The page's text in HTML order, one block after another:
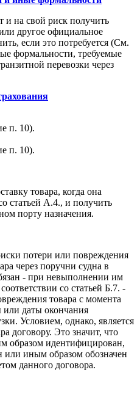
и на свой риск получить
другое официальное
если это потребуется (См.
формальности, требуемые
перевозки через
п. 10).
п. 10).
товара, когда она
статьей А.4., и получить
порту назначения.
потери или повреждения
через поручни судна в
- при невыполнении им
со статьей Б.7. -
товара с момента
или даты окончания
Условием, однако, является
договору. Это значит, что
образом идентифицирован,
или иным образом обозначен
данного договора.